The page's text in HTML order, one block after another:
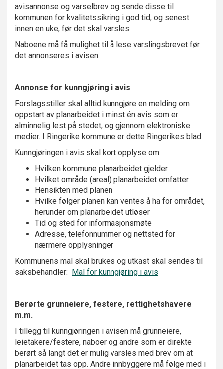
avisannonse og varselbrev og sende disse til
kommunen for kvalitetssikring i god tid, og senest
innen en uke, før det skal varsles.
Naboene må få mulighet til å lese varslingsbrevet før
det annonseres i avisen.
Annonse for kunngjøring i avis
Forslagsstiller skal alltid kunngjøre en melding om
oppstart av planarbeidet i minst én avis som er
alminnelig lest på stedet, og gjennom elektroniske
medier. I Ringerike kommune er dette Ringerikes blad.
Kunngjøringen i avis skal kort opplyse om:
Hvilken kommune planarbeidet gjelder
Hvilket område (areal) planarbeidet omfatter
Hensikten med planen
Hvilke følger planen kan ventes å ha for området,
herunder om planarbeidet utløser
Tid og sted for informasjonsmøte
Adresse, telefonnummer og nettsted for
nærmere opplysninger
Kommunens mal skal brukes og utkast skal sendes til
saksbehandler: Mal for kunngjøring i avis
Berørte grunneiere, festere, rettighetshavere
m.m.
I tillegg til kunngjøringen i avisen må grunneiere,
leietakere/festere, naboer og andre som er direkte
berørt så langt det er mulig varsles med brev om at
planarbeidet tas opp. Andre innbyggere må følge med i